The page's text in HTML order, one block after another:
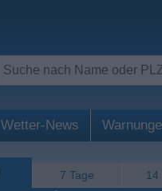
Wetter-News
7 Tage 14